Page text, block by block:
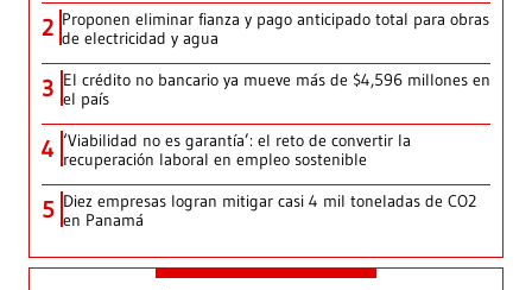
2 Proponen eliminar fianza y pago anticipado total para obras
de electricidad y agua
3 El crédito no bancario ya mueve más de $4,596 millones en
el país
4 ‘Viabilidad no es garantía’: el reto de convertir la
recuperación laboral en empleo sostenible
5 Diez empresas logran mitigar casi 4 mil toneladas de CO2
en Panamá